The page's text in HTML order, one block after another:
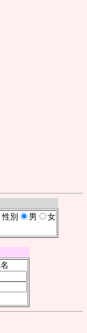
性別 男 女
名